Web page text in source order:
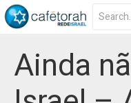
Ainda